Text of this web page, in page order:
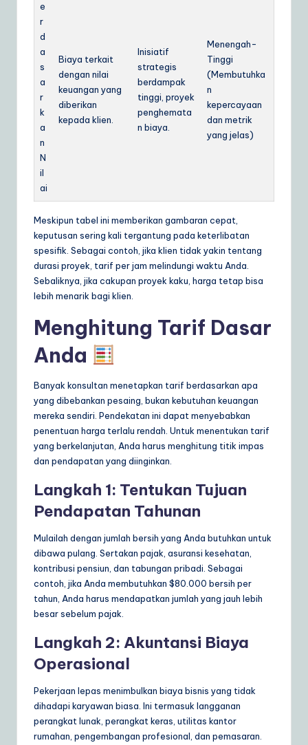
e
r
d
a
s
a
r
k
a
n
N
il
ai
Biaya terkait
dengan nilai
keuangan yang
diberikan
kepada klien.
Inisiatif
strategis
berdampak
tinggi, proyek
penghemata
n biaya.
Menengah-
Tinggi
(Membutuhka
n
kepercayaan
dan metrik
yang jelas)
Meskipun tabel ini memberikan gambaran cepat,
keputusan sering kali tergantung pada keterlibatan
spesifik. Sebagai contoh, jika klien tidak yakin tentang
durasi proyek, tarif per jam melindungi waktu Anda.
Sebaliknya, jika cakupan proyek kaku, harga tetap bisa
lebih menarik bagi klien.
Menghitung Tarif Dasar
Anda
Banyak konsultan menetapkan tarif berdasarkan apa
yang dibebankan pesaing, bukan kebutuhan keuangan
mereka sendiri. Pendekatan ini dapat menyebabkan
penentuan harga terlalu rendah. Untuk menentukan tarif
yang berkelanjutan, Anda harus menghitung titik impas
dan pendapatan yang diinginkan.
Langkah 1: Tentukan Tujuan
Pendapatan Tahunan
Mulailah dengan jumlah bersih yang Anda butuhkan untuk
dibawa pulang. Sertakan pajak, asuransi kesehatan,
kontribusi pensiun, dan tabungan pribadi. Sebagai
contoh, jika Anda membutuhkan $80.000 bersih per
tahun, Anda harus mendapatkan jumlah yang jauh lebih
besar sebelum pajak.
Langkah 2: Akuntansi Biaya
Operasional
Pekerjaan lepas menimbulkan biaya bisnis yang tidak
dihadapi karyawan biasa. Ini termasuk langganan
perangkat lunak, perangkat keras, utilitas kantor
rumahan, pengembangan profesional, dan pemasaran.